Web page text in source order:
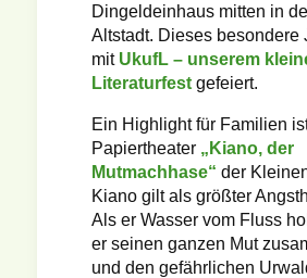
Dingeldeinhaus mitten in
Altstadt. Dieses besondere
mit UkufL – unserem
Literaturfestgefeiert.
Ein Highlight für Familien
Papiertheater „Kiano, der
Mutmachhase“ der
Kiano gilt als größter
Als er Wasser vom Fluss
er seinen ganzen Mut
und den gefährlichen